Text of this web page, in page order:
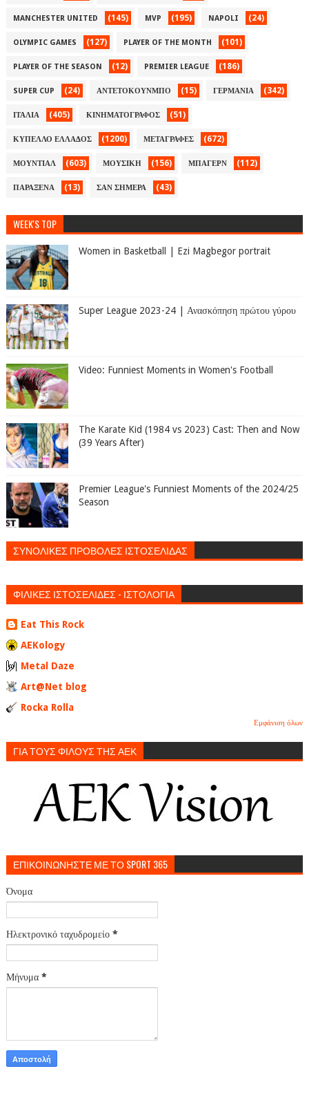
MANCHESTER UNITED (145) MVP (195) NAPOLI (24)
OLYMPIC GAMES (127) PLAYER OF THE MONTH (101)
PLAYER OF THE SEASON (12) PREMIER LEAGUE (186)
SUPER CUP (24) ΑΝΤΕΤΟΚΟΥΝΜΠΟ (15) ΓΕΡΜΑΝΙΑ (342)
ΙΤΑΛΙΑ (405) ΚΙΝΗΜΑΤΟΓΡΑΦΟΣ (51)
ΚΥΠΕΛΛΟ ΕΛΛΑΔΟΣ (1200) ΜΕΤΑΓΡΑΦΕΣ (672)
ΜΟΥΝΤΙΑΛ (603) ΜΟΥΣΙΚΗ (156) ΜΠΑΓΕΡΝ (112)
ΠΑΡΑΞΕΝΑ (13) ΣΑΝ ΣΗΜΕΡΑ (43)
WEEK'S TOP
Women in Basketball | Ezi Magbegor portrait
Super League 2023-24 | Ανασκόπηση πρώτου γύρου
Video: Funniest Moments in Women's Football
The Karate Kid (1984 vs 2023) Cast: Then and Now
(39 Years After)
Premier League's Funniest Moments of the 2024/25
Season
ΣΥΝΟΛΙΚΕΣ ΠΡΟΒΟΛΕΣ ΙΣΤΟΣΕΛΙΔΑΣ
ΦΙΛΙΚΕΣ ΙΣΤΟΣΕΛΙΔΕΣ - ΙΣΤΟΛΟΓΙΑ
Eat This Rock
AEKology
Metal Daze
Art@Net blog
Rocka Rolla
Εμφάνιση όλων
ΓΙΑ ΤΟΥΣ ΦΙΛΟΥΣ ΤΗΣ ΑΕΚ
ΕΠΙΚΟΙΝΩΝΗΣΤΕ ΜΕ ΤΟ SPORT 365
Όνομα
Ηλεκτρονικό ταχυδρομείο *
Μήνυμα *